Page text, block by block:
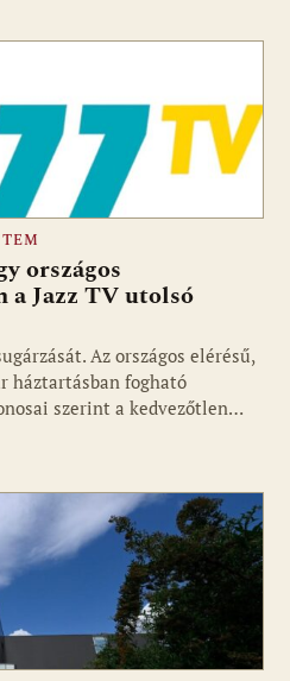
országos
a Jazz TV utolsó
Az országos elérésű,
háztartásban fogható
szerint a kedvezőtlen…